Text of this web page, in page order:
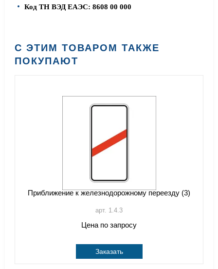
Код ТН ВЭД ЕАЭС: 8608 00 000
С ЭТИМ ТОВАРОМ ТАКЖЕ
ПОКУПАЮТ
Приближение к железнодорожному переезду (3)
арт. 1.4.3
Цена по запросу
Заказать